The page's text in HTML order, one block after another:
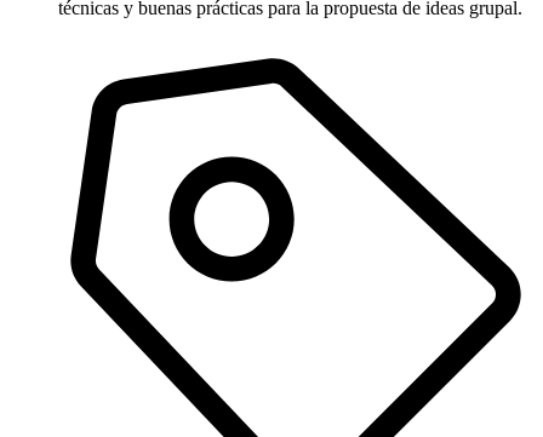
técnicas y buenas prácticas para la propuesta de ideas grupal.